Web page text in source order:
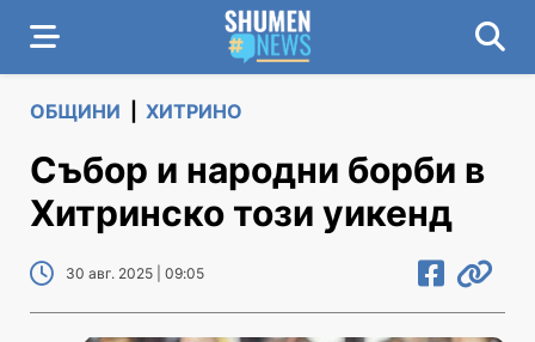
ОБЩИНИ ХИТРИНО
Събор и народни борби в
Хитринско този уикенд
30 авг. 2025 | 09:05